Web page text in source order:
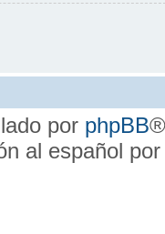
por phpBB
al español